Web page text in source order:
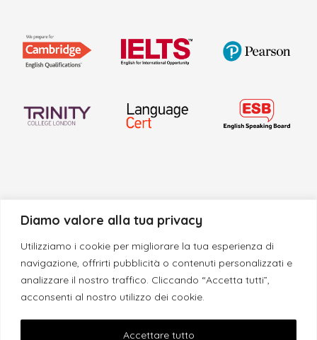
Diamo valore alla tua privacy
Utilizziamo i cookie per migliorare la tua esperienza di
navigazione, offrirti pubblicità o contenuti personalizzati e
analizzare il nostro traffico. Cliccando “Accetta tutti”,
acconsenti al nostro utilizzo dei cookie.
Accettare tutto
© 2013 - 2026 Morgan School | La tua Scuola di Inglese | P.I.
04970680759